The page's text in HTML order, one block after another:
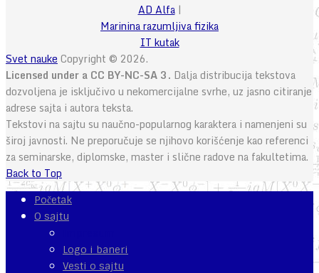
AD Alfa|
Marinina razumljiva fizika
IT kutak
Svet nauke Copyright © 2026.
Licensed under a CC BY-NC-SA 3. Dalja distribucija tekstova
dozvoljena je isključivo u nekomercijalne svrhe, uz jasno citiranje
adrese sajta i autora teksta.
Tekstovi na sajtu su naučno-popularnog karaktera i namenjeni su
široj javnosti. Ne preporučuje se njihovo korišćenje kao referenci
za seminarske, diplomske, master i slične radove na fakultetima.
Back to Top
Početak
O sajtu
Logo i baneri
Vesti o sajtu